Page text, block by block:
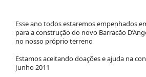
Esse ano todos estaremos empenhados
para a construção do novo Barracão
no nosso próprio terreno
Estamos aceitando doações e ajuda na
Junho 2011